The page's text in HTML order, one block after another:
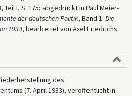
Teil I, S. 175; abgedruckt in Paul Meier-
der deutschen Politik, Band 1: Die
1933, bearbeitet von Axel Friedrichs.
des
(7. April 1933), veröffentlicht in: